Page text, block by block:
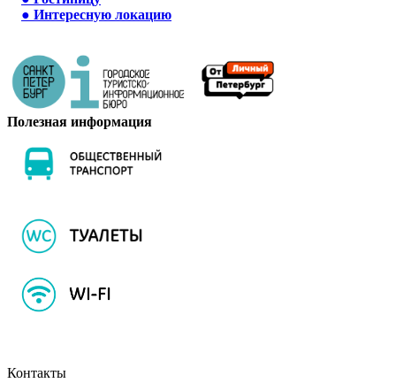
● Интересную локацию
Полезная информация
Контакты